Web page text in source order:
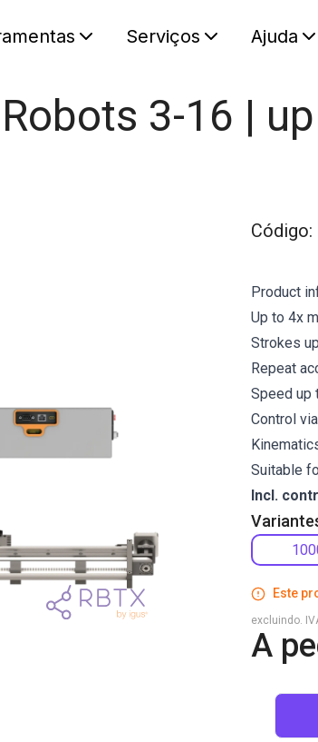
Serviços Ajuda
3-16 |
Código:
Product
Up to 4x
Strokes
Repeat
Speed up
Control
Suitable
Incl.
Este
A
excluindo.